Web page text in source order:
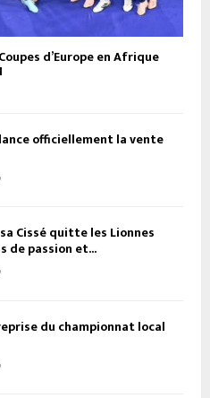
d’Europe en Afrique
officiellement la vente
Cissé quitte les Lionnes
de passion et...
du championnat local